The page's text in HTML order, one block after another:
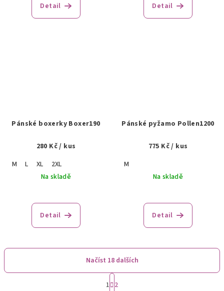
Detail Detail
Pánské boxerky Boxer190
280 Kč/ kus
M
L XL
2XL
Na skladě
Detail
Pánské pyžamo Pollen1200
775 Kč/ kus
M
Na skladě
Detail
Načíst 18 dalších
S
t
1 2